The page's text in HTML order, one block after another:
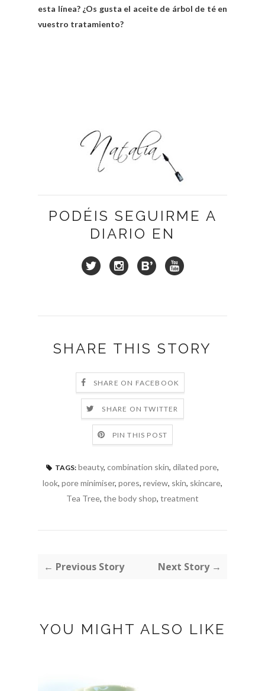
esta línea? ¿Os gusta el aceite de árbol de té en
vuestro tratamiento?
PODÉIS SEGUIRME A
DIARIO EN
SHARE THIS STORY
SHARE ON FACEBOOK
SHARE ON TWITTER
PIN THIS POST
TAGS: beauty, combination skin, dilated pore,
look, pore minimiser, pores, review, skin, skincare,
Tea Tree, the body shop, treatment
← Previous Story Next Story →
YOU MIGHT ALSO LIKE